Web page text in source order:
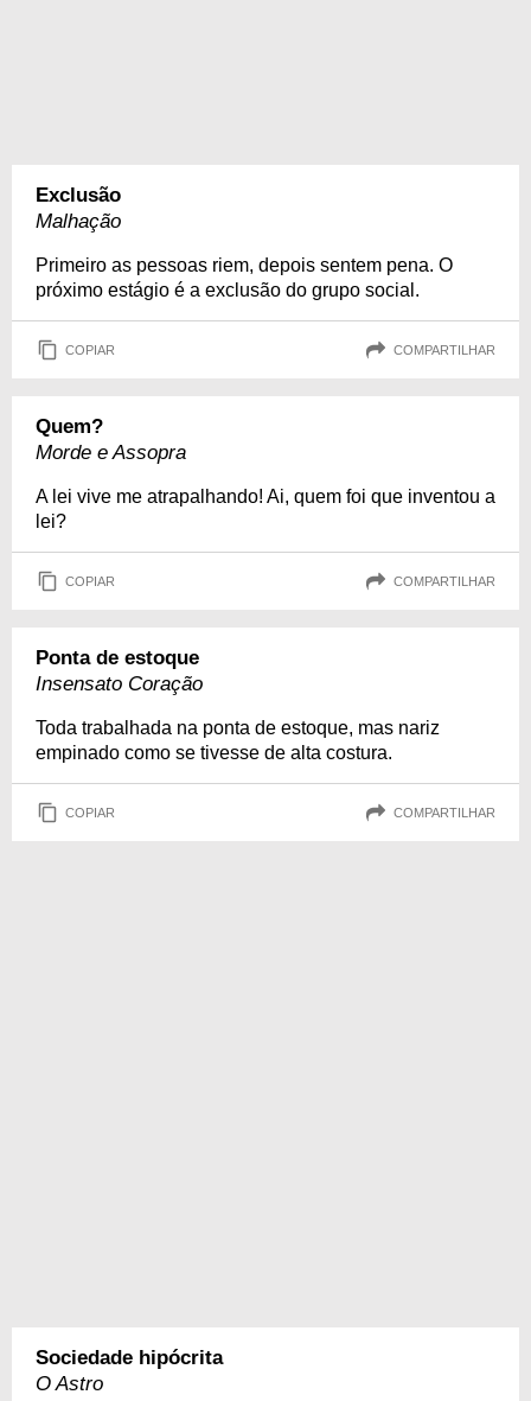
Exclusão
Malhação
Primeiro as pessoas riem, depois sentem pena. O
próximo estágio é a exclusão do grupo social.
COPIAR COMPARTILHAR
Quem?
Morde e Assopra
A lei vive me atrapalhando! Ai, quem foi que inventou a
lei?
COPIAR COMPARTILHAR
Ponta de estoque
Insensato Coração
Toda trabalhada na ponta de estoque, mas nariz
empinado como se tivesse de alta costura.
COPIAR COMPARTILHAR
Sociedade hipócrita
O Astro